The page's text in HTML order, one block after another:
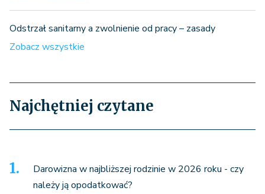
Odstrzał sanitarny a zwolnienie od pracy – zasady
Zobacz wszystkie
Najchętniej czytane
Darowizna w najbliższej rodzinie w 2026 roku - czy
należy ją opodatkować?